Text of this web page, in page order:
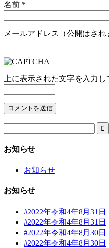
名前 *
メールアドレス（公開はされ
上に表示された文字を入力し

お知らせ
お知らせ
お知らせ
#2022年令和4年8月31日
#2022年令和4年8月31日
#2022年令和4年8月30日
#2022年令和4年8月30日